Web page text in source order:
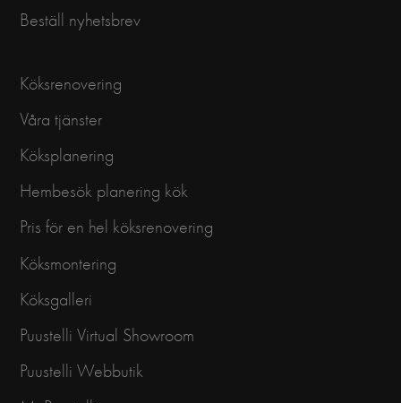
Beställ nyhetsbrev
Köksrenovering
Våra tjänster
Köksplanering
Hembesök planering kök
Pris för en hel köksrenovering
Köksmontering
Köksgalleri
Puustelli Virtual Showroom
Puustelli Webbutik